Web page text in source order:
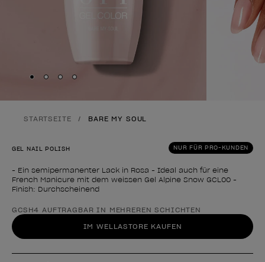
Skip to slide
Skip to slide
Skip to slide
Skip to slide
STARTSEITE BARE MY SOUL
NUR FÜR PRO-KUNDEN
GEL NAIL POLISH
- Ein semipermanenter Lack in Rosa - Ideal auch für eine
French Manicure mit dem weissen Gel Alpine Snow GCL00 -
Finish: Durchscheinend
Form des Produkts
GCSH4 AUFTRAGBAR IN MEHREREN SCHICHTEN
IM WELLASTORE KAUFEN